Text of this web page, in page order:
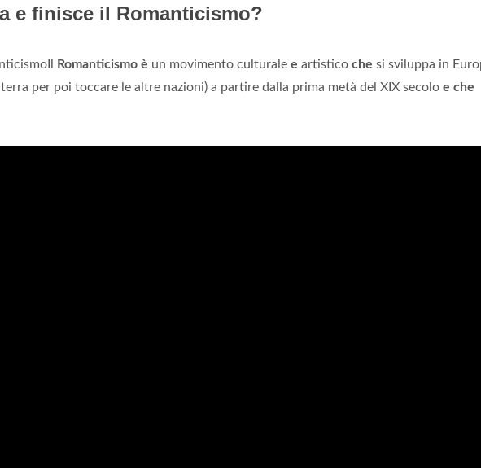
e finisce il Romanticismo?
Romanticismo è un movimento culturale e artistico che si sviluppa in
per poi toccare le altre nazioni) a partire dalla prima metà del XIX secolo e che